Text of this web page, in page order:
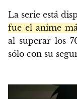
La serie está
fue el anime
al superar los
sólo con su